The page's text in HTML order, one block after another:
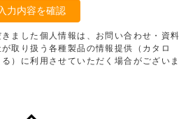
入力内容を確認
ました個人情報は、お問い合わせ・資料
取り扱う各種製品の情報提供（カタロ
）に利用させていただく場合がございま